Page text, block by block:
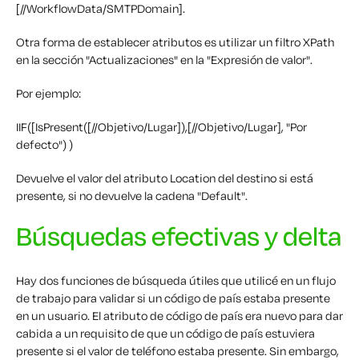
[//WorkflowData/SMTPDomain].
Otra forma de establecer atributos es utilizar un filtro XPath
en la sección "Actualizaciones" en la "Expresión de valor".
Por ejemplo:
IIF([IsPresent([//Objetivo/Lugar]),[//Objetivo/Lugar], "Por
defecto") )
Devuelve el valor del atributo Location del destino si está
presente, si no devuelve la cadena "Default".
Búsquedas efectivas y delta
Hay dos funciones de búsqueda útiles que utilicé en un flujo
de trabajo para validar si un código de país estaba presente
en un usuario. El atributo de código de país era nuevo para dar
cabida a un requisito de que un código de país estuviera
presente si el valor de teléfono estaba presente. Sin embargo,